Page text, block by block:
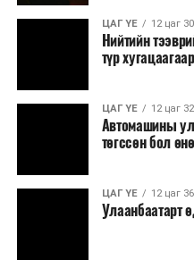
хамрагдахгүй бөгөөд
эрт илрүүлэг,
өвчний эсрэг арга
үргэлжилнэ гэж Ерөнхий
Мөн бүх шатны төсвийн
салбар бүрдээ урсгал
нөхөн томилгоо хийхгүй
хамт олны урлаг,
байгуулахгүй байх,
ЦАГ ҮЕ 12 цаг
Нийтийн
түр
ЦАГ ҮЕ 12 цаг
Автомашины
төгссөн бол
ЦАГ ҮЕ 12 цаг
Улаанбаатарт